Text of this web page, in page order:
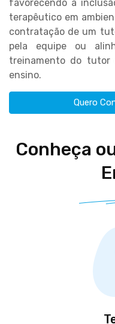
favorecendo a
terapêutico em
contratação de um
pela equipe ou
treinamento do tutor
ensino.
Quero
Conheça